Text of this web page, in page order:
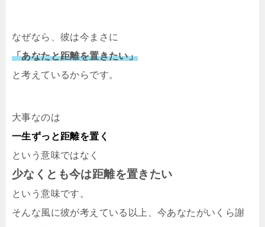
なぜなら、彼は今まさに
「あなたと距離を置きたい」
と考えているからです。
大事なのは
一生ずっと距離を置く
という意味ではなく
少なくとも今は距離を置きたい
という意味です。
そんな風に彼が考えている以上、今あなたがいくら謝